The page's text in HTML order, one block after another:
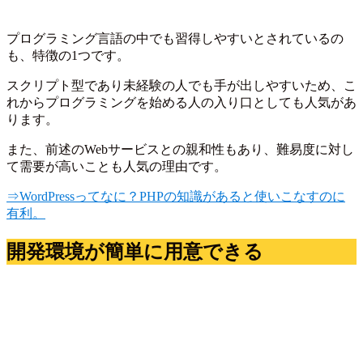
プログラミング言語の中でも習得しやすいとされているの
も、特徴の1つです。
スクリプト型であり未経験の人でも手が出しやすいため、こ
れからプログラミングを始める人の入り口としても人気があ
ります。
また、前述のWebサービスとの親和性もあり、難易度に対し
て需要が高いことも人気の理由です。
⇒WordPressってなに？PHPの知識があると使いこなすのに
有利。
開発環境が簡単に用意できる